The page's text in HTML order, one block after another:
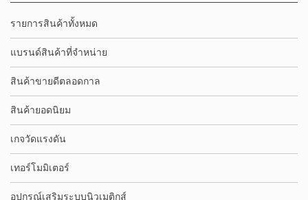
รายการสินค้าทั้งหมด
แบรนด์สินค้าที่จำหน่าย
สินค้าขายดีตลอดกาล
สินค้ายอดนิยม
เกจวัดแรงดัน
เทอร์โมมิเตอร์
อุปกรณ์เสริมระบบนิวเมติกส์